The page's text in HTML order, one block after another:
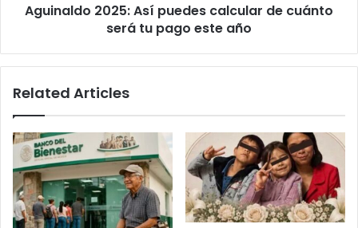
pago
Aguinaldo 2025: Así puedes calcular de cuánto
será tu pago este año
Related Articles